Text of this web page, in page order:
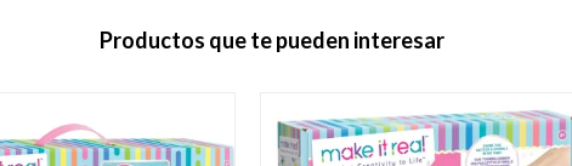
Productos que te pueden interesar